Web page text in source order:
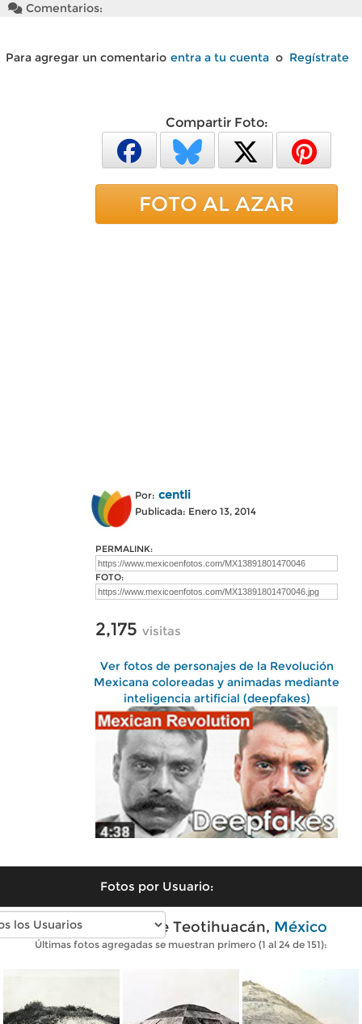
Comentarios:
Para agregar un comentario entra a tu cuenta o Regístrate
Compartir Foto:
FOTO AL AZAR
Por: centli
Publicada: Enero 13, 2014
PERMALINK:
FOTO:
2,175 visitas
Ver fotos de personajes de la Revolución
Mexicana coloreadas y animadas mediante
inteligencia artificial (deepfakes)
Fotos por Usuario:
Fotos antiguas de Teotihuacán, México
Últimas fotos agregadas se muestran primero (1 al 24 de 151):